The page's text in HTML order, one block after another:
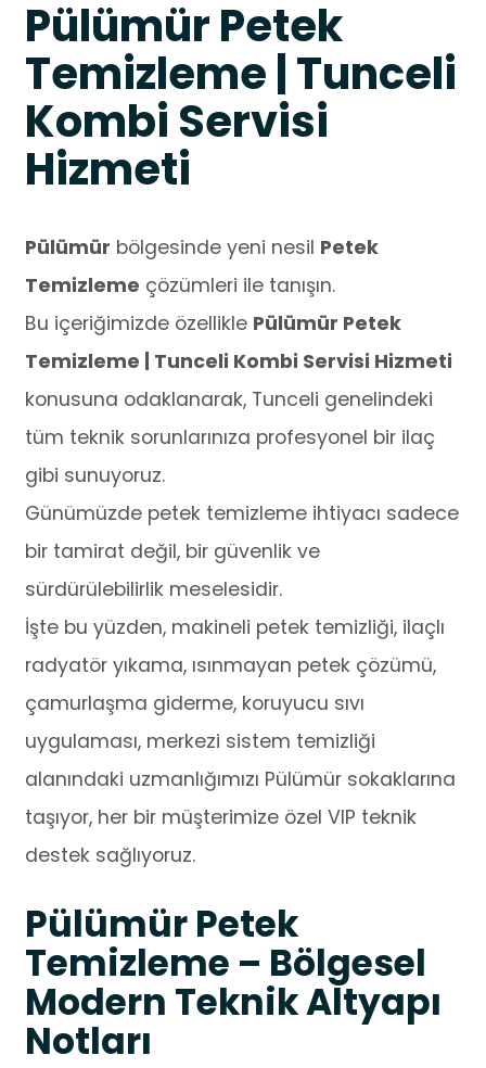
Pülümür Petek
Temizleme | Tunceli
Kombi Servisi
Hizmeti
Pülümür bölgesinde yeni nesil Petek
Temizleme çözümleri ile tanışın.
Bu içeriğimizde özellikle Pülümür Petek
Temizleme | Tunceli Kombi Servisi Hizmeti
konusuna odaklanarak, Tunceli genelindeki
tüm teknik sorunlarınıza profesyonel bir ilaç
gibi sunuyoruz.
Günümüzde petek temizleme ihtiyacı sadece
bir tamirat değil, bir güvenlik ve
sürdürülebilirlik meselesidir.
İşte bu yüzden, makineli petek temizliği, ilaçlı
radyatör yıkama, ısınmayan petek çözümü,
çamurlaşma giderme, koruyucu sıvı
uygulaması, merkezi sistem temizliği
alanındaki uzmanlığımızı Pülümür sokaklarına
taşıyor, her bir müşterimize özel VIP teknik
destek sağlıyoruz.
Pülümür Petek
Temizleme – Bölgesel
Modern Teknik Altyapı
Notları